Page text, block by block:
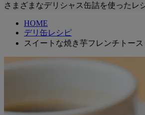
さまざまなデリシャス缶詰を使ったレ
HOME
デリ缶レシピ
スイートな焼き芋フレンチトース